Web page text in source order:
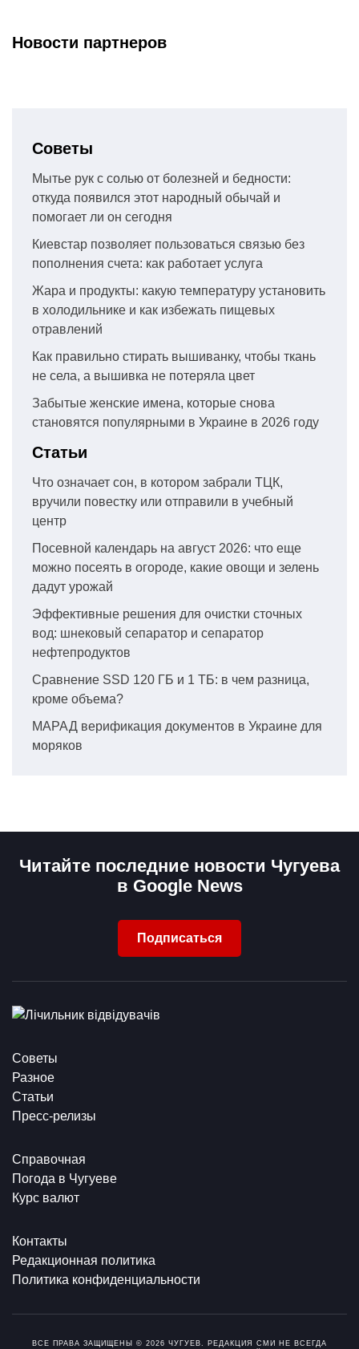
Новости партнеров
Советы
Мытье рук с солью от болезней и бедности:
откуда появился этот народный обычай и
помогает ли он сегодня
Киевстар позволяет пользоваться связью без
пополнения счета: как работает услуга
Жара и продукты: какую температуру установить
в холодильнике и как избежать пищевых
отравлений
Как правильно стирать вышиванку, чтобы ткань
не села, а вышивка не потеряла цвет
Забытые женские имена, которые снова
становятся популярными в Украине в 2026 году
Статьи
Что означает сон, в котором забрали ТЦК,
вручили повестку или отправили в учебный
центр
Посевной календарь на август 2026: что еще
можно посеять в огороде, какие овощи и зелень
дадут урожай
Эффективные решения для очистки сточных
вод: шнековый сепаратор и сепаратор
нефтепродуктов
Сравнение SSD 120 ГБ и 1 ТБ: в чем разница,
кроме объема?
МАРАД верификация документов в Украине для
моряков
Читайте последние новости Чугуева
в Google News
Подписаться
Советы
Разное
Статьи
Пресс-релизы
Справочная
Погода в Чугуеве
Курс валют
Контакты
Редакционная политика
Политика конфиденциальности
ВСЕ ПРАВА ЗАЩИЩЕНЫ © 2026 ЧУГУЕВ. РЕДАКЦИЯ СМИ НЕ ВСЕГДА